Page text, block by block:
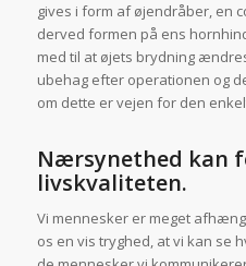
gives i form af øjendråber, en
derved formen på ens
med til at øjets brydning
ubehag efter operationen og
om dette er vejen for den
Nærsynethed kan
livskvaliteten.
Vi mennesker er meget
os en vis tryghed, at vi kan se